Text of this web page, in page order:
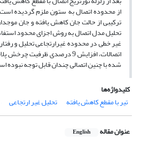
از محدوده اتصال به ستون ملزم گردیده
ترکیبی از حالت جان کاهش یافته و جان
تحلیل مدل اتصال به روش اجزای محدود
غیر خطی در محدوده غیرارتجاعی تحلیل و
اتصالات، افزایش 9 درصدی
شده با چنین اتصالی چندان قابل توجه نبوده
کلیدواژه‌ها
تیر با مقطع کاهش یافته
تحلیل غیر ارتجاعی
عنوان مقاله English